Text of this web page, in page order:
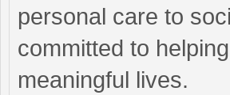
personal care to
committed to
meaningful lives.